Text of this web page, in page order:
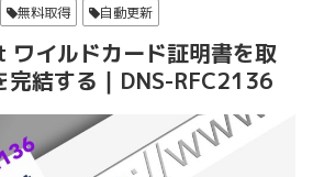
無料取得 自動更新
イルドカード証明書を取
完結する｜DNS-RFC2136